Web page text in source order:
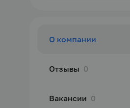
О компании
Отзывы 0
Вакансии 0